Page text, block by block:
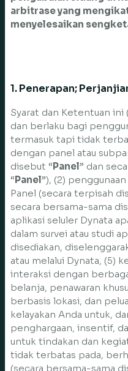
arbitrase yang
menyelesaikan
1. Penerapan;
Syarat dan Ketentuan ini
dan berlaku bagi
termasuk tapi tidak
dengan panel atau
disebut “Panel” dan
“Panel”), (2)
Panel (secara terpisah
secara bersama-sama
aplikasi seluler Dynata
dalam survei atau studi
disediakan,
atau melalui Dynata, (5)
interaksi dengan
belanja, penawaran
berbasis lokasi, dan
kelayakan Anda untuk,
penghargaan, insentif,
untuk tindakan dan
tidak terbatas pada,
(secara bersama-sama